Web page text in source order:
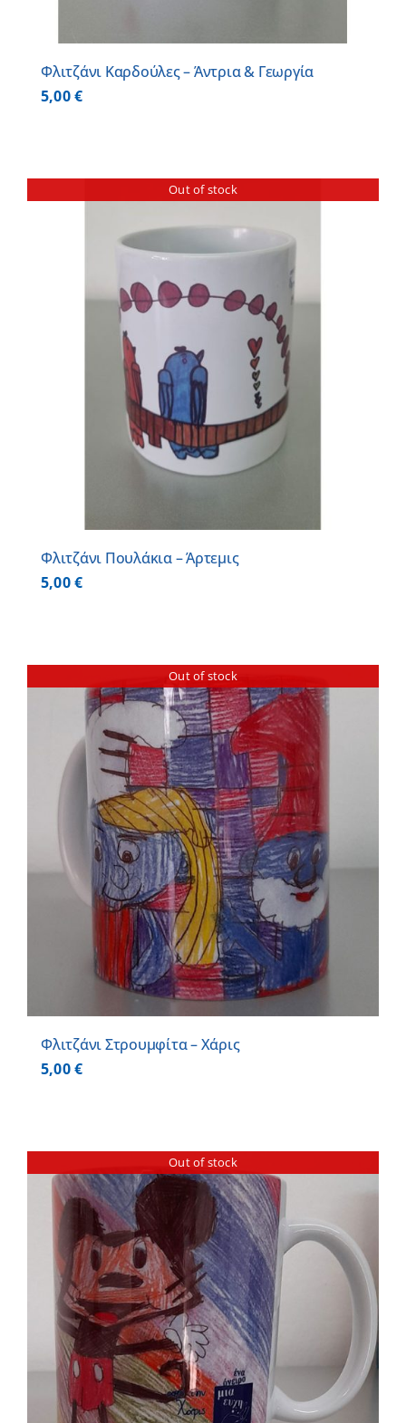
Φλιτζάνι Καρδούλες – Άντρια & Γεωργία
5,00€
Out of stock
Φλιτζάνι Πουλάκια – Άρτεμις
5,00€
Out of stock
Φλιτζάνι Στρουμφίτα – Χάρις
5,00€
Out of stock